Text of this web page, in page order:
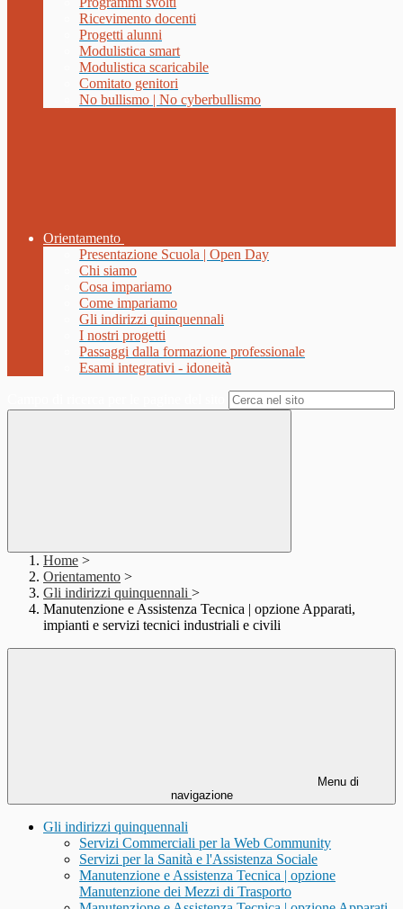
Ricevimento docenti
Progetti alunni
Modulistica smart
Modulistica scaricabile
Comitato genitori
No bullismo | No cyberbullismo
Orientamento
Presentazione Scuola | Open Day
Chi siamo
Cosa impariamo
Come impariamo
Gli indirizzi quinquennali
I nostri progetti
Passaggi dalla formazione professionale
Esami integrativi - idoneità
Home >
Orientamento >
Gli indirizzi quinquennali >
Manutenzione e Assistenza Tecnica | opzione Apparati,
impianti e servizi tecnici industriali e civili
Menu di
navigazione
Gli indirizzi quinquennali
Servizi Commerciali per la Web Community
Servizi per la Sanità e l'Assistenza Sociale
Manutenzione e Assistenza Tecnica | opzione
Manutenzione dei Mezzi di Trasporto